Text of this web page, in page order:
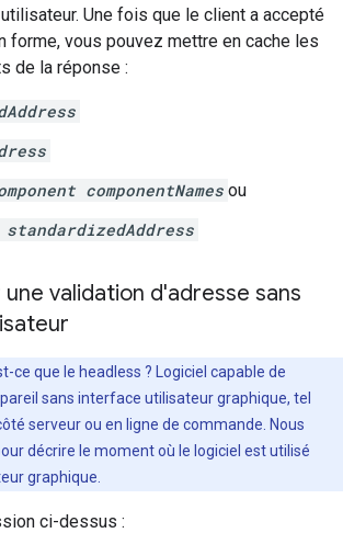
Une fois que le client a accepté
forme, vous pouvez mettre en cache les
de la réponse :
componentNames ou
standardizedAddress
validation d'adresse sans
ce que le headless ? Logiciel capable de
sans interface utilisateur graphique, tel
serveur ou en ligne de commande. Nous
décrire le moment où le logiciel est utilisé
graphique.
ci-dessus :